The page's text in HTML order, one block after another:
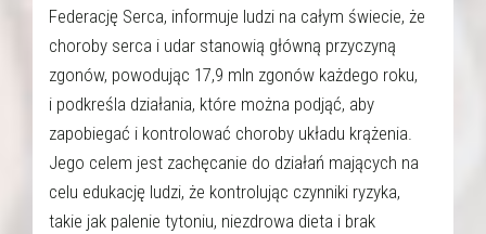
Federację Serca, informuje ludzi na całym świecie, że
choroby serca i udar stanowią główną przyczyną
zgonów, powodując 17,9 mln zgonów każdego roku,
i podkreśla działania, które można podjąć, aby
zapobiegać i kontrolować choroby układu krążenia.
Jego celem jest zachęcanie do działań mających na
celu edukację ludzi, że kontrolując czynniki ryzyka,
takie jak palenie tytoniu, niezdrowa dieta i brak